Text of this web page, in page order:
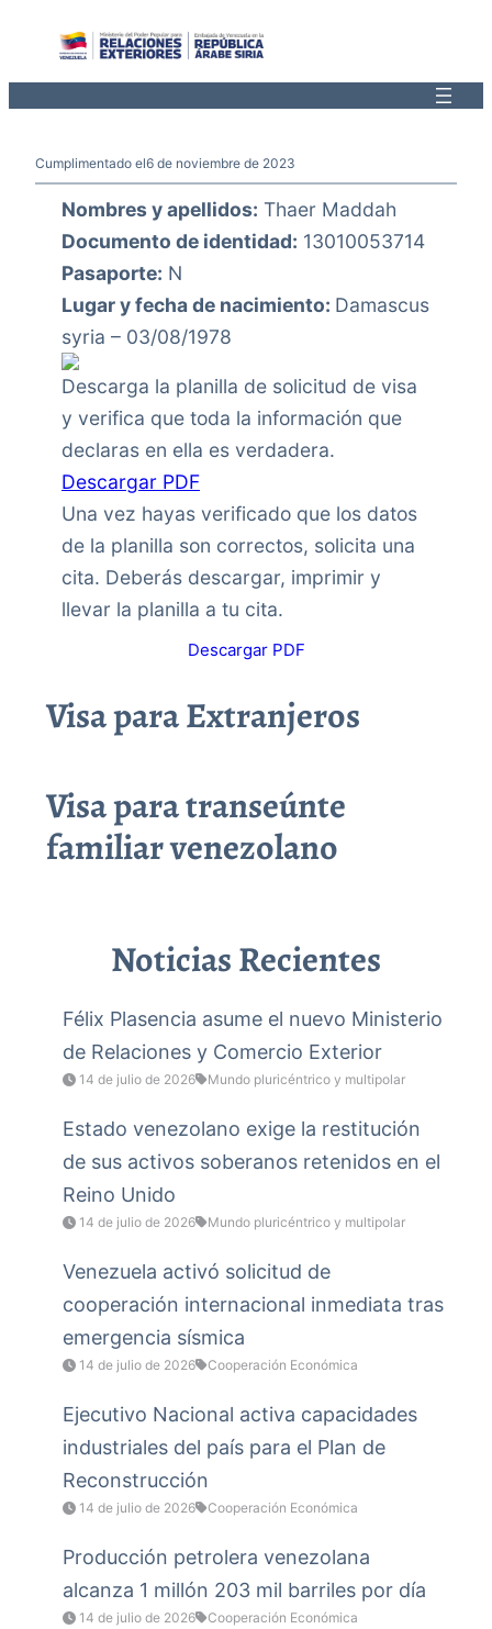
Cumplimentado el6 de noviembre de 2023
Nombres y apellidos: Thaer Maddah
Documento de identidad: 13010053714
Pasaporte: N
Lugar y fecha de nacimiento: Damascus
syria – 03/08/1978
Descarga la planilla de solicitud de visa
y verifica que toda la información que
declaras en ella es verdadera.
Descargar PDF
Una vez hayas verificado que los datos
de la planilla son correctos, solicita una
cita. Deberás descargar, imprimir y
llevar la planilla a tu cita.
Descargar PDF
Visa para Extranjeros
Visa para transeúnte
familiar venezolano
Noticias Recientes
Félix Plasencia asume el nuevo Ministerio
de Relaciones y Comercio Exterior
14 de julio de 2026 Mundo pluricéntrico y multipolar
Estado venezolano exige la restitución
de sus activos soberanos retenidos en el
Reino Unido
14 de julio de 2026 Mundo pluricéntrico y multipolar
Venezuela activó solicitud de
cooperación internacional inmediata tras
emergencia sísmica
14 de julio de 2026 Cooperación Económica
Ejecutivo Nacional activa capacidades
industriales del país para el Plan de
Reconstrucción
14 de julio de 2026 Cooperación Económica
Producción petrolera venezolana
alcanza 1 millón 203 mil barriles por día
14 de julio de 2026 Cooperación Económica